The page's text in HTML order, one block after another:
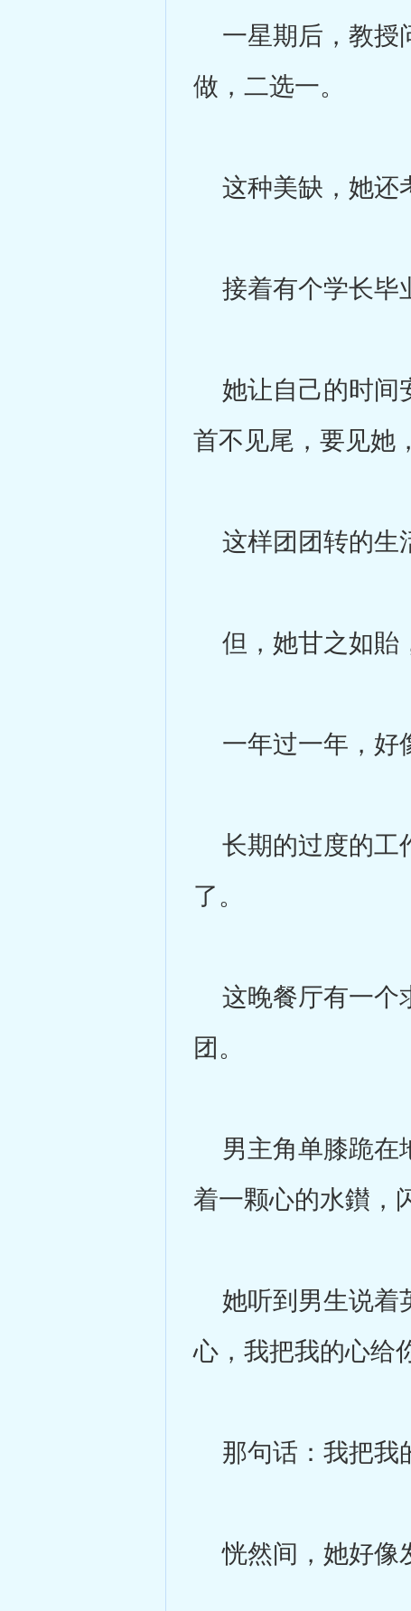
一星期后，教授
做，二选一。
这种美缺，她还
接着有个学长毕
她让自己的时间
首不见尾，要见她
这样团团转的生
但，她甘之如貽
一年过一年，好
长期的过度的工
了。
这晚餐厅有一个
团。
男主角单膝跪在
着一颗心的水鑚，
她听到男生说着
心，我把我的心给
那句话：我把我
恍然间，她好像